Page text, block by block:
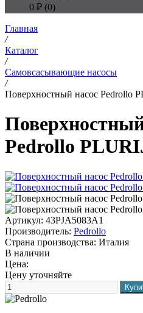
0 ₽ (0)
Главная
/
Каталог
/
Самовсасывающие насосы
/
Поверхностный насос Pedrollo
Pedrollo
Артикул: 43PJA5083A1
Производитель: Pedrollo
Страна производства: Италия
В наличии
Цена:
Цену уточняйте